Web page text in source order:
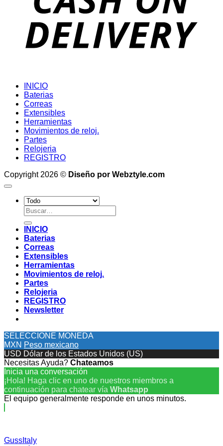
INICIO
Baterias
Correas
Extensibles
Herramientas
Movimientos de reloj.
Partes
Relojeria
REGISTRO
Copyright 2026 © Diseño por Webztyle.com
Buscar
por:
INICIO
Baterias
Correas
Extensibles
Herramientas
Movimientos de reloj.
Partes
Relojeria
REGISTRO
Newsletter
SELECCIONE MONEDA
MXN Peso mexicano
USD Dólar de los Estados Unidos (US)
Necesitas Ayuda? Chateamos
Inicia una conversación
¡Hola! Haga clic en uno de nuestros miembros a
continuación para chatear vía Whatsapp
El equipo generalmente responde en unos minutos.
GussItaly